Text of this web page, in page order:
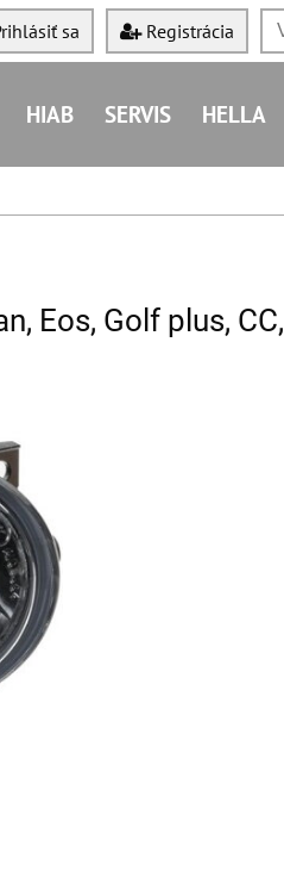
sa Registrácia
HIAB SERVIS HELLA
Eos, Golf plus, CC,